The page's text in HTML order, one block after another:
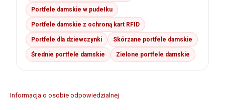
Portfele damskie w pudełku
Portfele damskie z ochroną kart RFID
Portfele dla dziewczynki Skórzane portfele damskie
Średnie portfele damskie Zielone portfele damskie
Informacja o osobie odpowiedzialnej